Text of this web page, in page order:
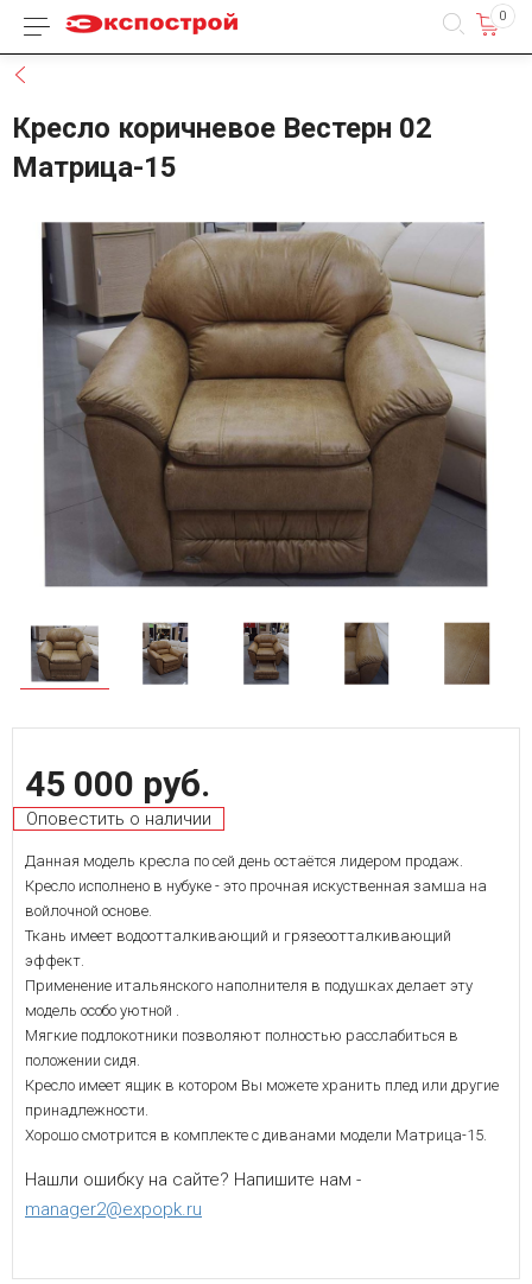
Каталог товаров 0
Кресло коричневое Вестерн 02
Матрица-15
45 000 руб.
Оповестить о наличии
Данная модель кресла по сей день остаётся лидером продаж.
Кресло исполнено в нубуке - это прочная искуственная замша на
войлочной основе.
Ткань имеет водоотталкивающий и грязеоотталкивающий
эффект.
Применение итальянского наполнителя в подушках делает эту
модель особо уютной .
Мягкие подлокотники позволяют полностью расслабиться в
положении сидя.
Кресло имеет ящик в котором Вы можете хранить плед или другие
принадлежности.
Хорошо смотрится в комплекте с диванами модели Матрица-15.
Нашли ошибку на сайте? Напишите нам -
manager2@expopk.ru